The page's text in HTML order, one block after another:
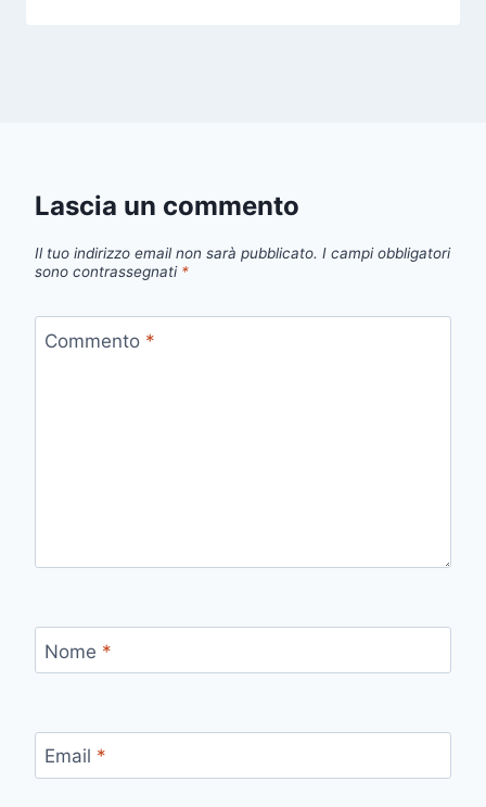
Lascia un commento
Il tuo indirizzo email non sarà pubblicato. I campi obbligatori
sono contrassegnati *
Commento *
Nome *
Email *